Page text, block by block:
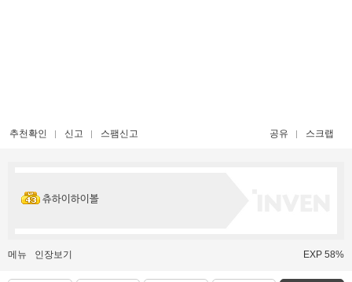
추천확인 신고 스팸신고 공유 스크랩
츄하이하이볼
메뉴 인장보기 EXP 58%